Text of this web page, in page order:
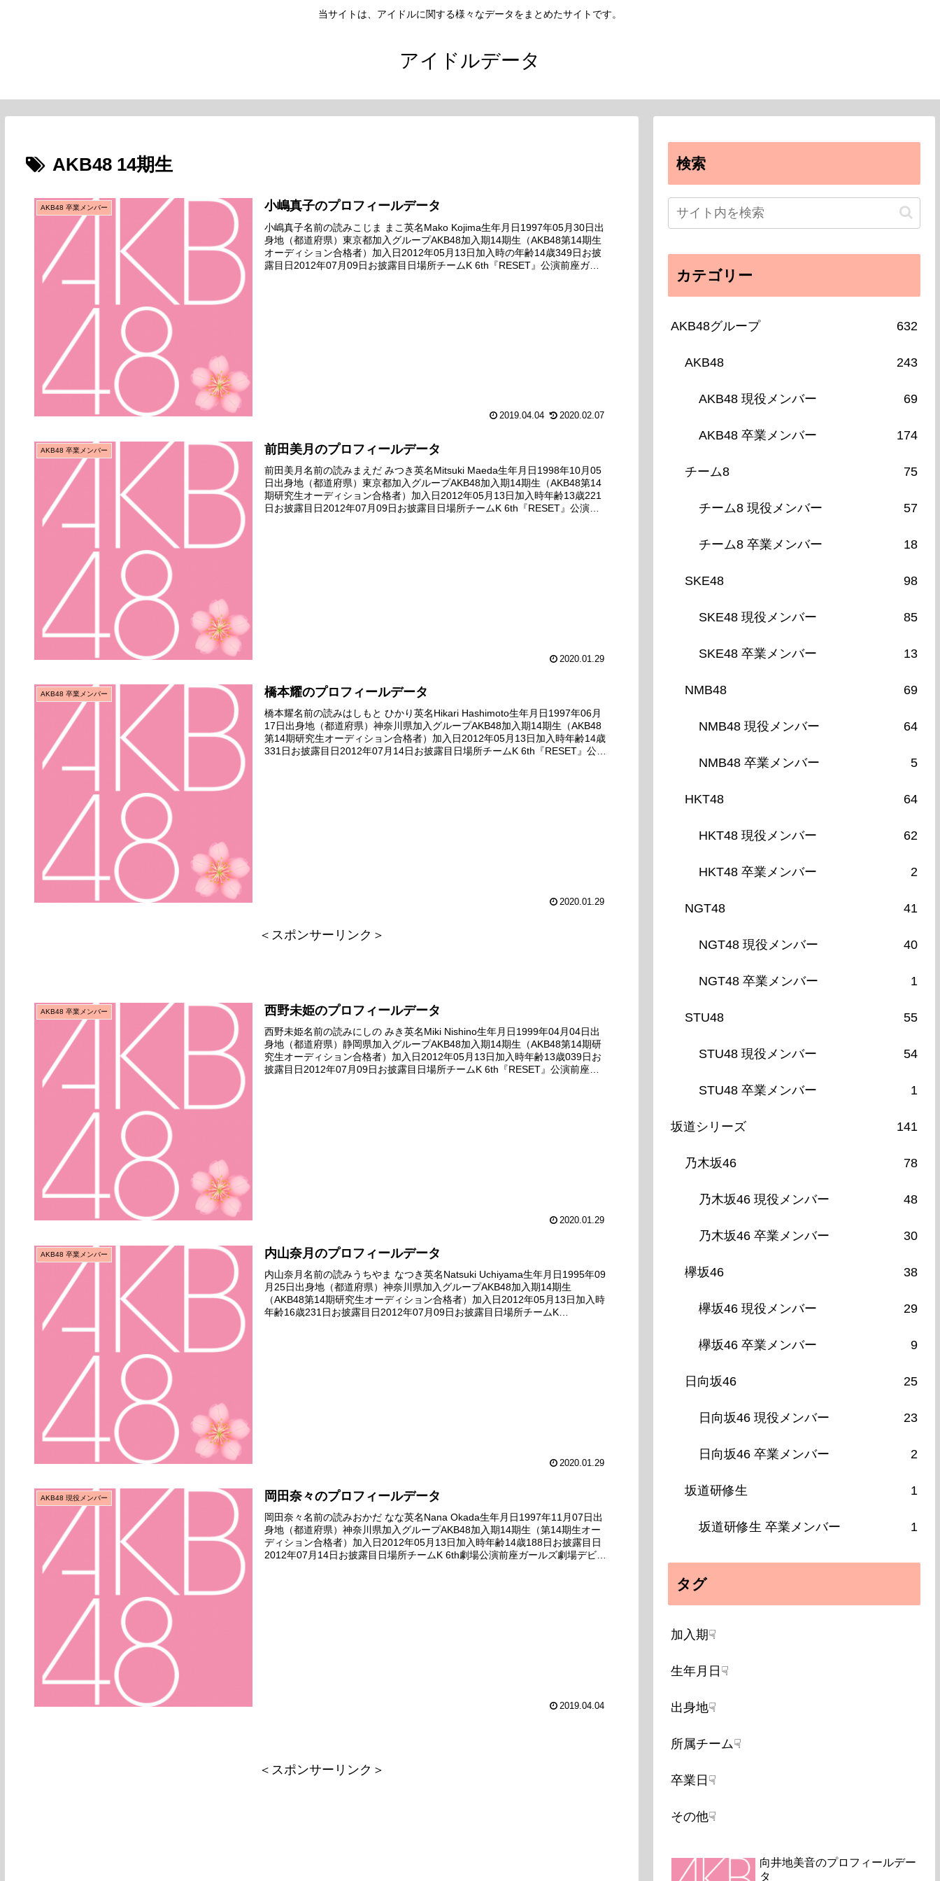
当サイトは、アイドルに関する様々なデータをまとめたサイトです。
アイドルデータ
AKB48 14期生
AKB48 卒業メンバー 小嶋真子のプロフィールデータ
小嶋真子名前の読みこじま まこ英名Mako Kojima生年月日1997年05月30日出
身地（都道府県）東京都加入グループAKB48加入期14期生（AKB48第14期生
オーディション合格者）加入日2012年05月13日加入時の年齢14歳349日お披
露目日2012年07月09日お披露目日場所チームK 6th『RESET』公演前座ガー
2019.04.04 2020.02.07
AKB48 卒業メンバー 前田美月のプロフィールデータ
前田美月名前の読みまえだ みつき英名Mitsuki Maeda生年月日1998年10月05
日出身地（都道府県）東京都加入グループAKB48加入期14期生（AKB48第14
期研究生オーディション合格者）加入日2012年05月13日加入時年齢13歳221
日お披露目日2012年07月09日お披露目日場所チームK 6th『RESET』公演前
2020.01.29
AKB48 卒業メンバー 橋本耀のプロフィールデータ
橋本耀名前の読みはしもと ひかり英名Hikari Hashimoto生年月日1997年06月
17日出身地（都道府県）神奈川県加入グループAKB48加入期14期生（AKB48
第14期研究生オーディション合格者）加入日2012年05月13日加入時年齢14歳
331日お披露目日2012年07月14日お披露目日場所チームK 6th『RESET』公演
2020.01.29
＜スポンサーリンク＞
AKB48 卒業メンバー 西野未姫のプロフィールデータ
西野未姫名前の読みにしの みき英名Miki Nishino生年月日1999年04月04日出
身地（都道府県）静岡県加入グループAKB48加入期14期生（AKB48第14期研
究生オーディション合格者）加入日2012年05月13日加入時年齢13歳039日お
披露目日2012年07月09日お披露目日場所チームK 6th『RESET』公演前座ガ
2020.01.29
AKB48 卒業メンバー 内山奈月のプロフィールデータ
内山奈月名前の読みうちやま なつき英名Natsuki Uchiyama生年月日1995年09
月25日出身地（都道府県）神奈川県加入グループAKB48加入期14期生
（AKB48第14期研究生オーディション合格者）加入日2012年05月13日加入時
年齢16歳231日お披露目日2012年07月09日お披露目日場所チームK
2020.01.29
AKB48 現役メンバー 岡田奈々のプロフィールデータ
岡田奈々名前の読みおかだ なな英名Nana Okada生年月日1997年11月07日出
身地（都道府県）神奈川県加入グループAKB48加入期14期生（第14期生オー
ディション合格者）加入日2012年05月13日加入時年齢14歳188日お披露目日
2012年07月14日お披露目日場所チームK 6th劇場公演前座ガールズ劇場デビュ
2019.04.04
＜スポンサーリンク＞
検索
カテゴリー
AKB48グループ 632
AKB48 243
AKB48 現役メンバー 69
AKB48 卒業メンバー 174
チーム8 75
チーム8 現役メンバー 57
チーム8 卒業メンバー 18
SKE48 98
SKE48 現役メンバー 85
SKE48 卒業メンバー 13
NMB48 69
NMB48 現役メンバー 64
NMB48 卒業メンバー 5
HKT48 64
HKT48 現役メンバー 62
HKT48 卒業メンバー 2
NGT48 41
NGT48 現役メンバー 40
NGT48 卒業メンバー 1
STU48 55
STU48 現役メンバー 54
STU48 卒業メンバー 1
坂道シリーズ 141
乃木坂46 78
乃木坂46 現役メンバー 48
乃木坂46 卒業メンバー 30
欅坂46 38
欅坂46 現役メンバー 29
欅坂46 卒業メンバー 9
日向坂46 25
日向坂46 現役メンバー 23
日向坂46 卒業メンバー 2
坂道研修生 1
坂道研修生 卒業メンバー 1
タグ
加入期☟
生年月日☟
出身地☟
所属チーム☟
卒業日☟
その他☟
向井地美音のプロフィールデー
タ